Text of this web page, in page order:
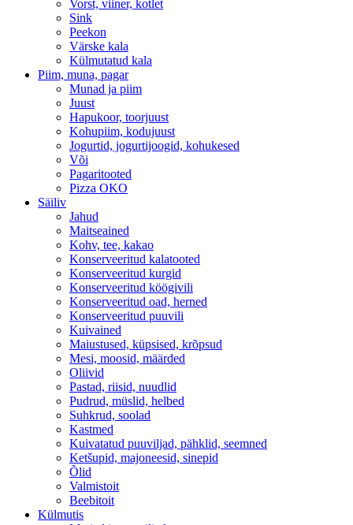
Vorst, viiner, kotlet
Sink
Peekon
Värske kala
Külmutatud kala
Piim, muna, pagar
Munad ja piim
Juust
Hapukoor, toorjuust
Kohupiim, kodujuust
Jogurtid, jogurtijoogid, kohukesed
Või
Pagaritooted
Pizza OKO
Säiliv
Jahud
Maitseained
Kohv, tee, kakao
Konserveeritud kalatooted
Konserveeritud kurgid
Konserveeritud köögivili
Konserveeritud oad, herned
Konserveeritud puuvili
Kuivained
Maiustused, küpsised, krõpsud
Mesi, moosid, määrded
Oliivid
Pastad, riisid, nuudlid
Pudrud, müslid, helbed
Suhkrud, soolad
Kastmed
Kuivatatud puuviljad, pähklid, seemned
Ketšupid, majoneesid, sinepid
Õlid
Valmistoit
Beebitoit
Külmutis